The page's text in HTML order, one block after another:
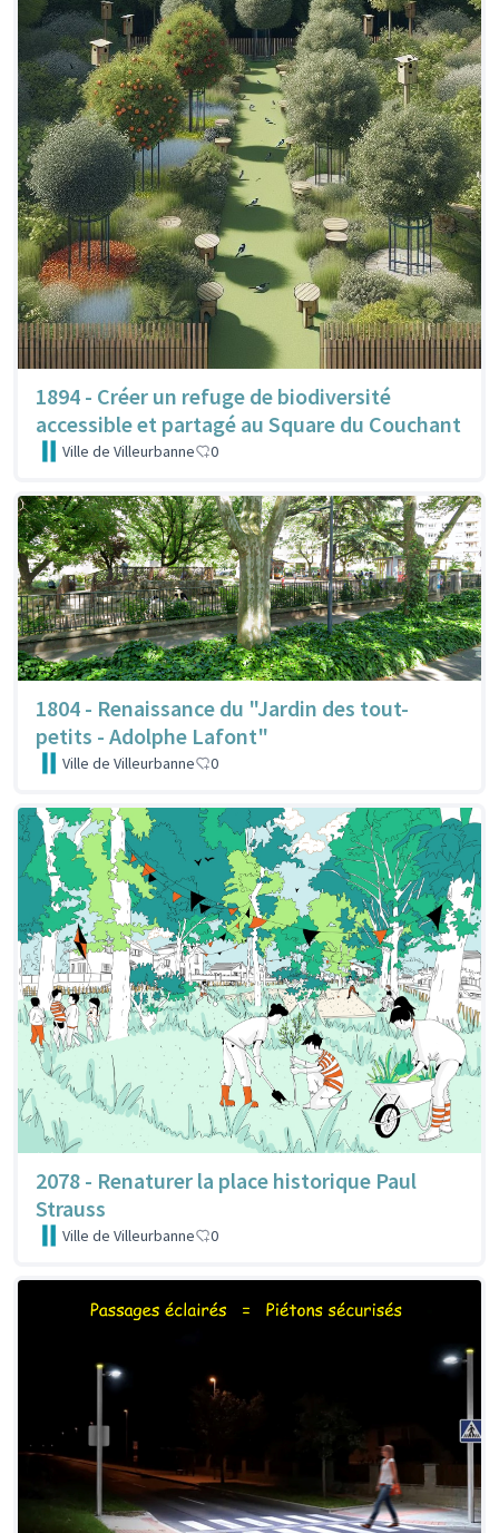
1894 - Créer un refuge de biodiversité
accessible et partagé au Square du Couchant
Ville de Villeurbanne 0
1804 - Renaissance du "Jardin des tout-
petits - Adolphe Lafont"
Ville de Villeurbanne 0
2078 - Renaturer la place historique Paul
Strauss
Ville de Villeurbanne 0